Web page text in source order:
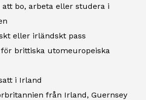
bo, arbeta eller studera i
eller irländskt pass
brittiska utomeuropeiska
i Irland
från Irland, Guernsey